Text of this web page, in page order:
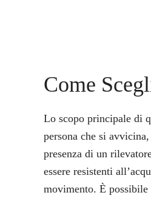
Come
Lo scopo principale di
persona che si
presenza di un
essere resistenti
movimento. È possibile